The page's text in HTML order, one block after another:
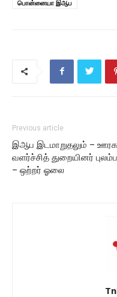
பொன்னையா இஆப
Previous article
இஆப இடமாறுதலும் – ஊரக
வளர்ச்சித் துறையினர்
– ஒற்றர் ஓலை